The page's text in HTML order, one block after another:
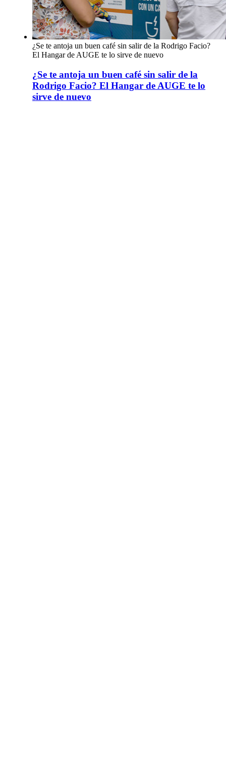
¿Se te antoja un buen café sin salir de la Rodrigo Facio?
El Hangar de AUGE te lo sirve de nuevo
¿Se te antoja un buen café sin salir de la
Rodrigo Facio? El Hangar de AUGE te lo
sirve de nuevo